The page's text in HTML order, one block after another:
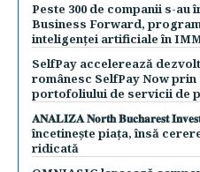
Peste 300 de companii s-au
Business Forward,
inteligenței artificiale în
SelfPay accelerează
românesc SelfPay Now
portofoliului de servicii de
𝐀𝐍𝐀𝐋𝐈𝐙𝐀 𝐍𝐨𝐫𝐭𝐡 𝐁𝐮𝐜𝐡𝐚𝐫𝐞𝐬𝐭
încetinește piața, însă
ridicată